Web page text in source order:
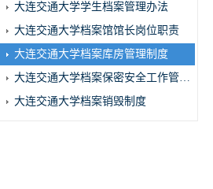
大连交通大学学生档案管理办法
大连交通大学档案馆馆长岗位职责
大连交通大学档案库房管理制度
大连交通大学档案保密安全工作管理办法
大连交通大学档案销毁制度